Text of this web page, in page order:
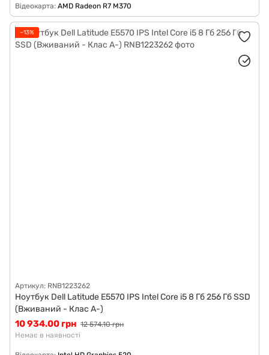
Відеокарта AMD Radeon R7 M370
−13%
Артикул: RNB1223262
Ноутбук Dell Latitude E5570 IPS Intel Core i5 8 Гб 256 Гб SSD
(Вживаний - Клас A-)
10 934.00 грн 12 574.10 грн
Немає в наявності